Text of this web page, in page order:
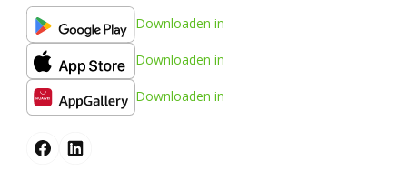
Downloaden in
Downloaden in
Downloaden in